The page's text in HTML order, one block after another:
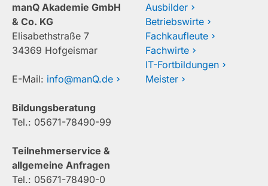
manQ Akademie GmbH
& Co. KG
Elisabethstraße 7
34369 Hofgeismar
E-Mail: info@manQ.de
Bildungsberatung
Tel.: 05671-78490-99
Teilnehmerservice &
allgemeine Anfragen
Tel.: 05671-78490-0
Ausbilder
Betriebswirte
Fachkaufleute
Fachwirte
IT-Fortbildungen
Meister